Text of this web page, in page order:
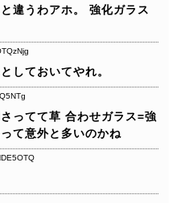
違うわアホ。
強化ガラス
しておいてやれ。
ってて草 合わせガラス=強
て意外と多いのかね